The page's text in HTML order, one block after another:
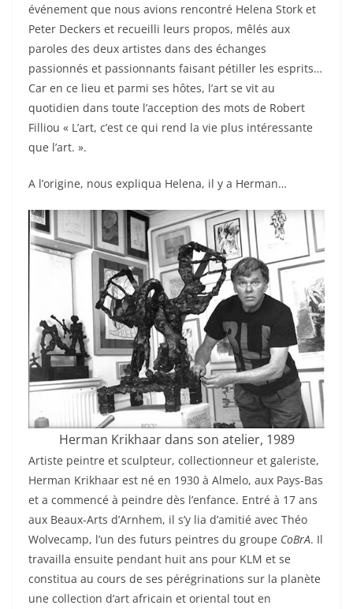
événement que nous avions rencontré Helena Stork et
Peter Deckers et recueilli leurs propos, mêlés aux
paroles des deux artistes dans des échanges
passionnés et passionnants faisant pétiller les esprits…
Car en ce lieu et parmi ses hôtes, l’art se vit au
quotidien dans toute l’acception des mots de Robert
Filliou « L’art, c’est ce qui rend la vie plus intéressante
que l’art. ».
A l’origine, nous expliqua Helena, il y a Herman…
Herman Krikhaar dans son atelier, 1989
Artiste peintre et sculpteur, collectionneur et galeriste,
Herman Krikhaar est né en 1930 à Almelo, aux Pays-Bas
et a commencé à peindre dès l’enfance. Entré à 17 ans
aux Beaux-Arts d’Arnhem, il s’y lia d’amitié avec Théo
Wolvecamp, l’un des futurs peintres du groupe CoBrA. Il
travailla ensuite pendant huit ans pour KLM et se
constitua au cours de ses pérégrinations sur la planète
une collection d’art africain et oriental tout en